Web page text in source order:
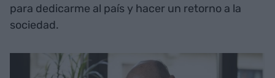
para dedicarme al país y hacer un retorno a la
sociedad.